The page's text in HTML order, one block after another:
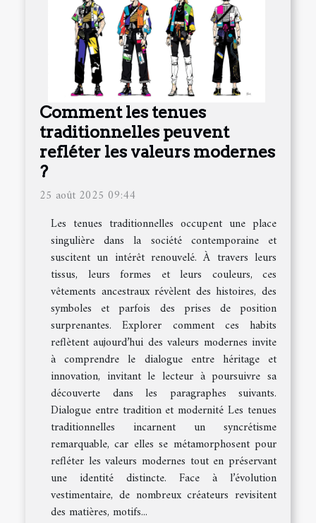
Comment les tenues
traditionnelles peuvent
refléter les valeurs modernes
?
25 août 2025 09:44
Les tenues traditionnelles occupent une place
singulière dans la société contemporaine et
suscitent un intérêt renouvelé. À travers leurs
tissus, leurs formes et leurs couleurs, ces
vêtements ancestraux révèlent des histoires, des
symboles et parfois des prises de position
surprenantes. Explorer comment ces habits
reflètent aujourd’hui des valeurs modernes invite
à comprendre le dialogue entre héritage et
innovation, invitant le lecteur à poursuivre sa
découverte dans les paragraphes suivants.
Dialogue entre tradition et modernité Les tenues
traditionnelles incarnent un syncrétisme
remarquable, car elles se métamorphosent pour
refléter les valeurs modernes tout en préservant
une identité distincte. Face à l’évolution
vestimentaire, de nombreux créateurs revisitent
des matières, motifs...